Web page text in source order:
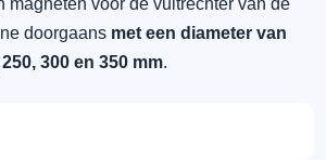
magneten voor de vultrechter van de
doorgaans met een diameter van
300 en 350 mm.